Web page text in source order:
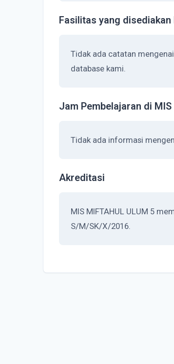
Fasilitas yang disediakan
Tidak ada catatan
database kami.
Jam Pembelajaran di MIS
Tidak ada informasi
Akreditasi
MIS MIFTAHUL ULUM 5
S/M/SK/X/2016.